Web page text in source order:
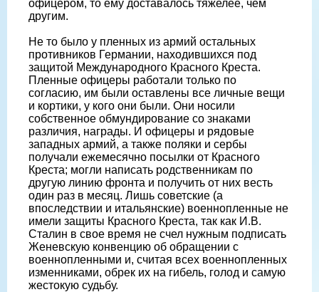
офицером, то ему доставалось тяжелее, чем
другим.
Не то было у пленных из армий остальных
противников Германии, находившихся под
защитой Международного Красного Креста.
Пленные офицеры работали только по
согласию, им были оставлены все личные вещи
и кортики, у кого они были. Они носили
собственное обмундирование со знаками
различия, награды. И офицеры и рядовые
западных армий, а также поляки и сербы
получали ежемесячно посылки от Красного
Креста; могли написать родственникам по
другую линию фронта и получить от них весть
один раз в месяц. Лишь советские (а
впоследствии и итальянские) военнопленные не
имели защиты Красного Креста, так как И.В.
Сталин в свое время не счел нужным подписать
Женевскую конвенцию об обращении с
военнопленными и, считая всех военнопленных
изменниками, обрек их на гибель, голод и самую
жестокую судьбу.